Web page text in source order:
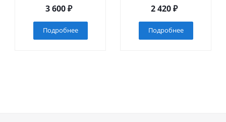
3 600₽
Подробнее
2 420₽
Подробнее